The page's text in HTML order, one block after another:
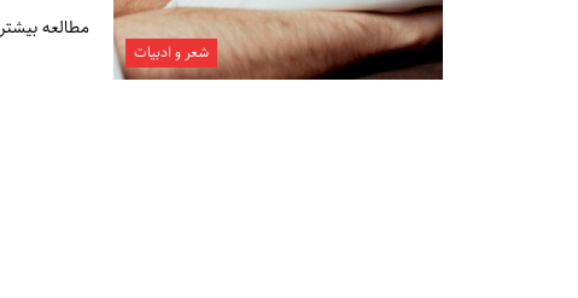
شعر و ادبیات
مطالعه بیشتر